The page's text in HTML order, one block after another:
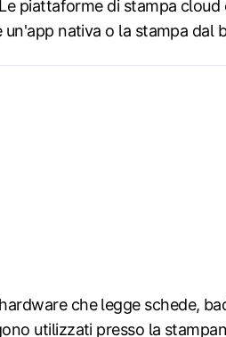
piattaforme di stampa
nativa o la stampa dal
che legge schede,
utilizzati presso la